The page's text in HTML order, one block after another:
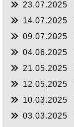
23.07.2025
14.07.2025
09.07.2025
04.06.2025
21.05.2025
12.05.2025
10.03.2025
03.03.2025